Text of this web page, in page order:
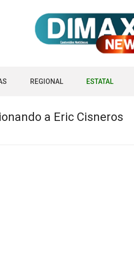
REGIONAL ESTATAL
a Eric Cisneros